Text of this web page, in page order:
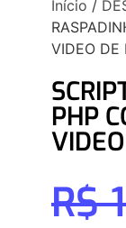
Início /
VIDEO DE
PHP
R$